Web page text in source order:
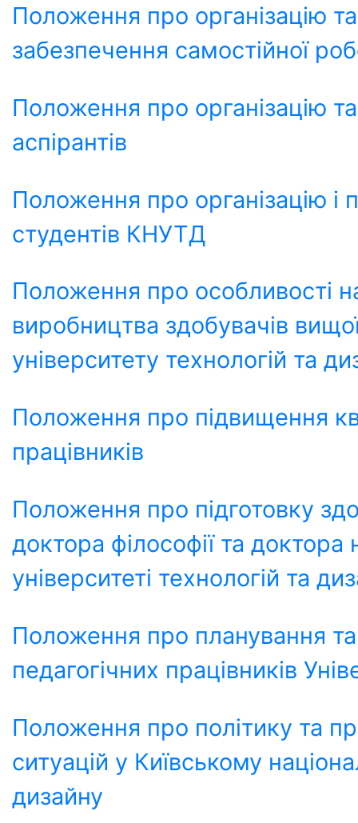
Положення про організацію
забезпечення самостійної
Положення про організацію
аспірантів
Положення про організацію і
студентів КНУТД
Положення про особливості
виробництва здобувачів
університету технологій та
Положення про підвищення
працівників
Положення про підготовку
доктора філософії та
університеті технологій та
Положення про планування
педагогічних працівників
Положення про політику та
ситуацій у Київському
дизайну